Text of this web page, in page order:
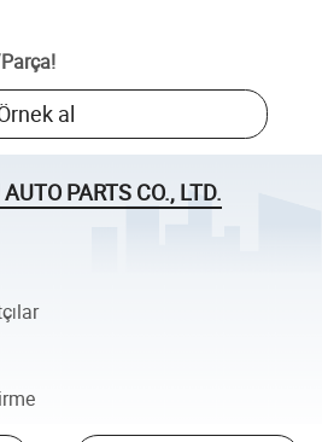
Parça!
al
PARTS CO., LTD.